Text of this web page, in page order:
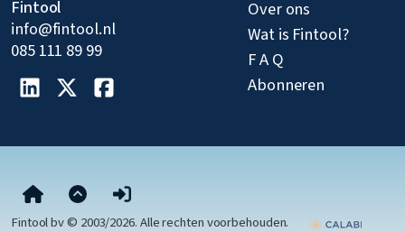
Fintool
info@fintool.nl
085 111 89 99
Over ons
Wat is Fintool?
F A Q
Abonneren
Fintool bv © 2003/2026. Alle rechten voorbehouden.